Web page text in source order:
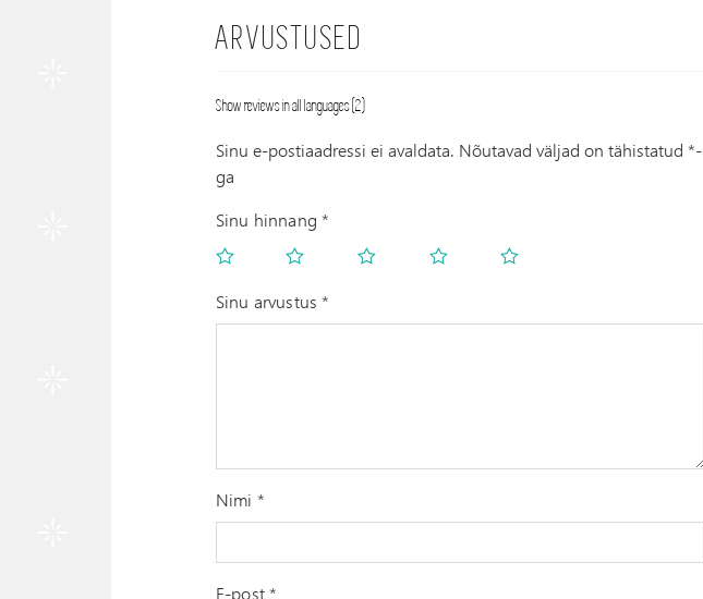
ARVUSTUSED
Show reviews in all languages (2)
Sinu e-postiaadressi ei avaldata. Nõutavad väljad on tähistatud *-
ga
Sinu hinnang*
Sinu arvustus*
Nimi *
E-post*